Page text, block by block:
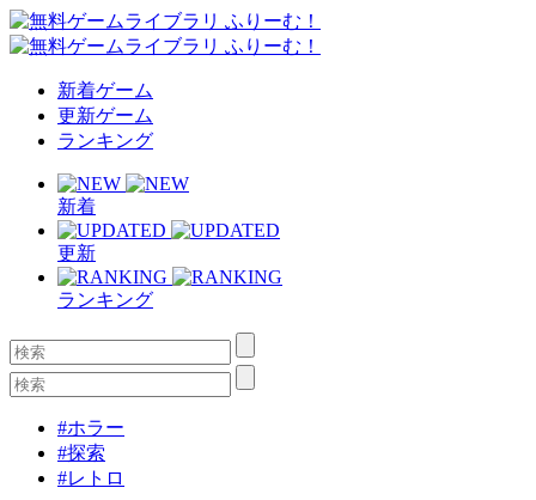
新着ゲーム
更新ゲーム
ランキング
新着
更新
ランキング
#ホラー
#探索
#レトロ